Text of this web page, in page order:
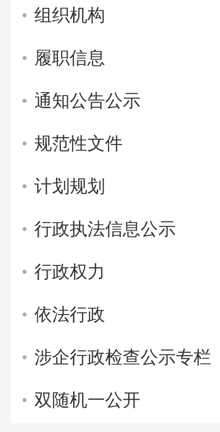
组织机构
履职信息
通知公告公示
规范性文件
计划规划
行政执法信息公示
行政权力
依法行政
涉企行政检查公示专栏
双随机一公开